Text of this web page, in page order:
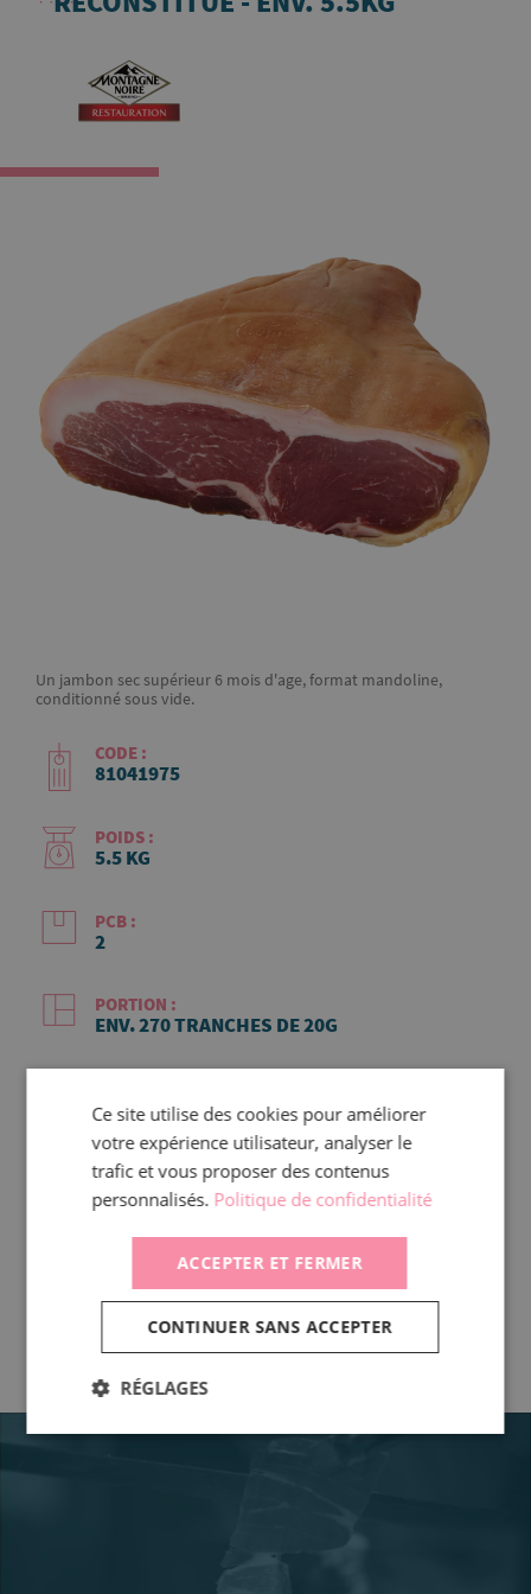
Un jambon sec supérieur 6 mois d'age, format mandoline,
conditionné sous vide.
CODE :
81041975
POIDS :
5.5 KG
PCB :
2
PORTION :
ENV. 270 TRANCHES DE 20G
90 JOURS
CONSERVATION :
+8°C MAXIMUM
A TRANCHER.
Ce site utilise des cookies pour améliorer
votre expérience utilisateur, analyser le
trafic et vous proposer des contenus
personnalisés. Politique de confidentialité
ACCEPTER ET FERMER
CONTINUER SANS ACCEPTER
RÉGLAGES